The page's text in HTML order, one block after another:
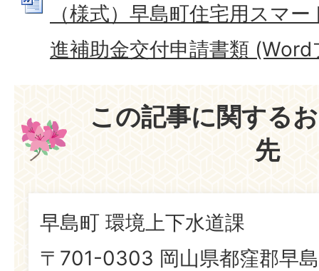
（様式）早島町住宅用スマ
進補助金交付申請書類
この記事に関する
先
早島町 環境上下水道課
〒701-0303 岡山県都窪郡早